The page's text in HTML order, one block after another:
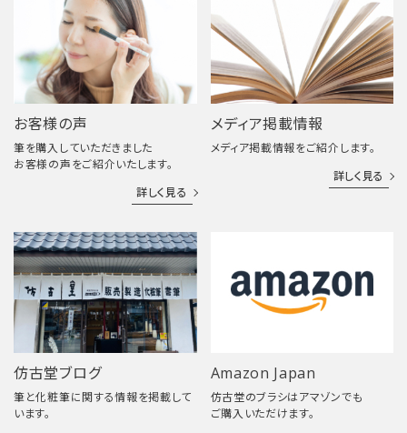
お客様の声
筆を購入していただきました
お客様の声をご紹介いたします。
詳しく見る
メディア掲載情報
メディア掲載情報をご紹介します。
詳しく見る
仿古堂ブログ
筆と化粧筆に関する情報を掲載して
います。
Amazon Japan
仿古堂のブラシはアマゾンでも
ご購入いただけます。